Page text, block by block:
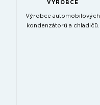
VÝROBCE
Výrobce automobilových
kondenzátorů a chladičů.